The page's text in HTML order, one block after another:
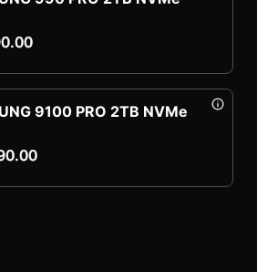
9100 PRO 2TB NVMe